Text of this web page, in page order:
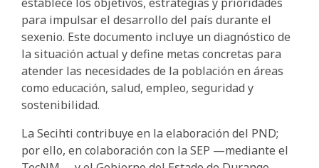
para impulsar el desarrollo del país durante el
sexenio. Este documento incluye un diagnóstico de
la situación actual y define metas concretas para
atender las necesidades de la población en áreas
como educación, salud, empleo, seguridad y
sostenibilidad.
La Secihti contribuye en la elaboración del PND;
por ello, en colaboración con la SEP —mediante el